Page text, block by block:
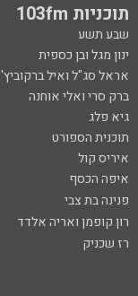
תוכניות 103fm
שבע תשע
ינון מגל ובן כספית
אראל סג"ל ואיל ברקוביץ'
ברק סרי ואלי אוחנה
גיא פלג
תוכנית הספורט
איריס קול
איפה הכסף
פנינה בת צבי
רון קופמן ואריה אלדד
רז שכניק